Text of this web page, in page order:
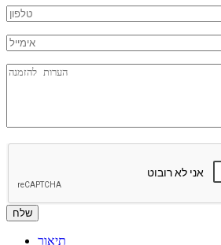
Phone
mail
Message
תיאור